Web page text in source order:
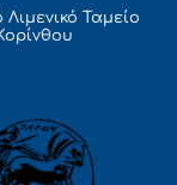
Λιμενικό Ταμείο